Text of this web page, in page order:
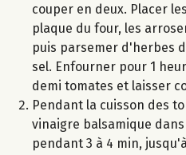
couper en deux. Placer
plaque du four, les
puis parsemer d'herbes
sel. Enfourner pour 1
demi tomates et laisser
Pendant la cuisson des
vinaigre balsamique
pendant 3 à 4 min,